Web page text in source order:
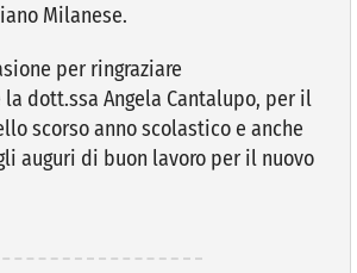
Milanese.
per ringraziare
dott.ssa Angela Cantalupo, per il
scorso anno scolastico e anche
auguri di buon lavoro per il nuovo